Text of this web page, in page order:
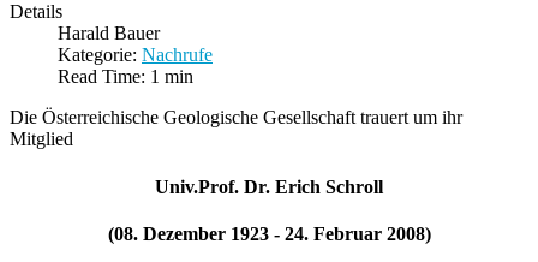
Details
Harald Bauer
Kategorie: Nachrufe
Read Time: 1 min
Die Österreichische Geologische Gesellschaft trauert um ihr
Mitglied
Univ.Prof. Dr. Erich Schroll
(08. Dezember 1923 - 24. Februar 2008)